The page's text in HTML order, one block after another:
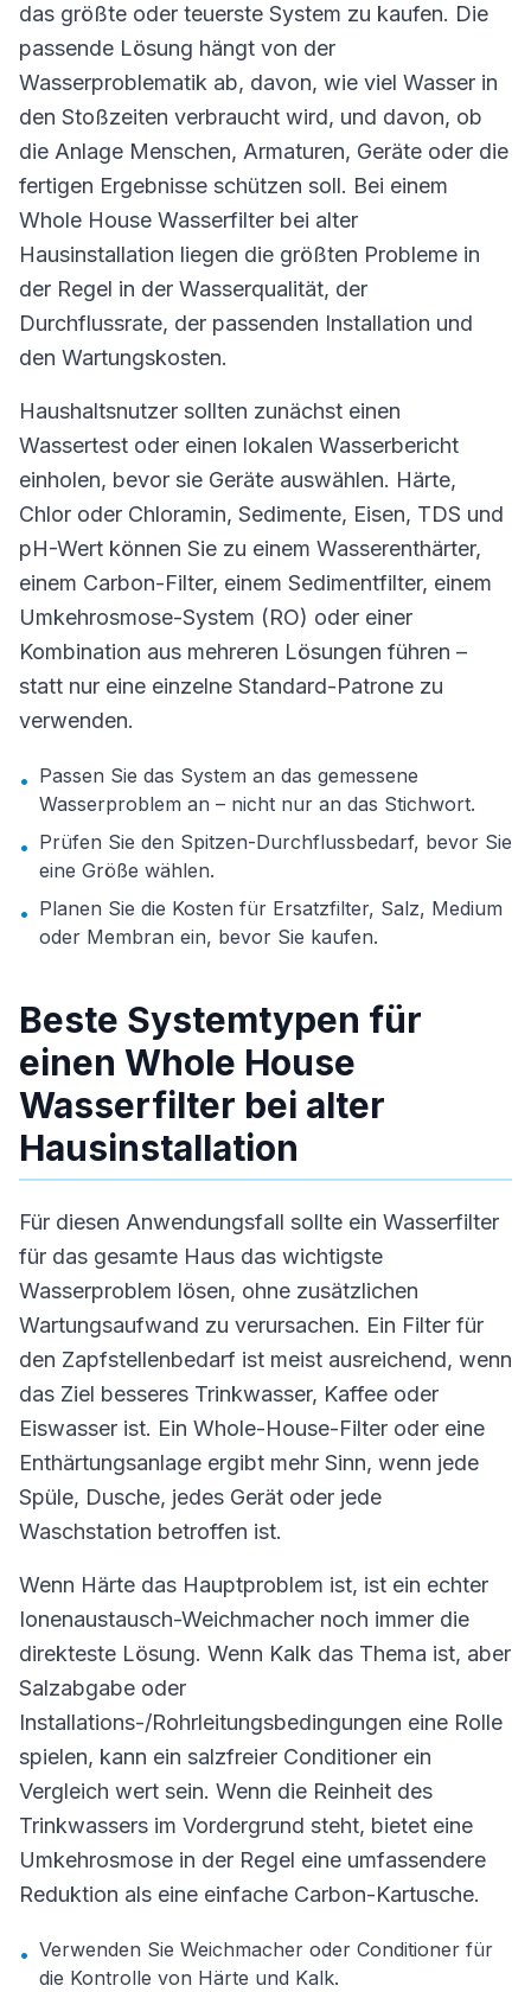
das größte oder teuerste System zu kaufen. Die
passende Lösung hängt von der
Wasserproblematik ab, davon, wie viel Wasser in
den Stoßzeiten verbraucht wird, und davon, ob
die Anlage Menschen, Armaturen, Geräte oder die
fertigen Ergebnisse schützen soll. Bei einem
Whole House Wasserfilter bei alter
Hausinstallation liegen die größten Probleme in
der Regel in der Wasserqualität, der
Durchflussrate, der passenden Installation und
den Wartungskosten.
Haushaltsnutzer sollten zunächst einen
Wassertest oder einen lokalen Wasserbericht
einholen, bevor sie Geräte auswählen. Härte,
Chlor oder Chloramin, Sedimente, Eisen, TDS und
pH-Wert können Sie zu einem Wasserenthärter,
einem Carbon-Filter, einem Sedimentfilter, einem
Umkehrosmose-System (RO) oder einer
Kombination aus mehreren Lösungen führen –
statt nur eine einzelne Standard-Patrone zu
verwenden.
• Passen Sie das System an das gemessene
Wasserproblem an – nicht nur an das Stichwort.
• Prüfen Sie den Spitzen-Durchflussbedarf, bevor Sie
eine Größe wählen.
• Planen Sie die Kosten für Ersatzfilter, Salz, Medium
oder Membran ein, bevor Sie kaufen.
Beste Systemtypen für
einen Whole House
Wasserfilter bei alter
Hausinstallation
Für diesen Anwendungsfall sollte ein Wasserfilter
für das gesamte Haus das wichtigste
Wasserproblem lösen, ohne zusätzlichen
Wartungsaufwand zu verursachen. Ein Filter für
den Zapfstellenbedarf ist meist ausreichend, wenn
das Ziel besseres Trinkwasser, Kaffee oder
Eiswasser ist. Ein Whole-House-Filter oder eine
Enthärtungsanlage ergibt mehr Sinn, wenn jede
Spüle, Dusche, jedes Gerät oder jede
Waschstation betroffen ist.
Wenn Härte das Hauptproblem ist, ist ein echter
Ionenaustausch-Weichmacher noch immer die
direkteste Lösung. Wenn Kalk das Thema ist, aber
Salzabgabe oder
Installations-/Rohrleitungsbedingungen eine Rolle
spielen, kann ein salzfreier Conditioner ein
Vergleich wert sein. Wenn die Reinheit des
Trinkwassers im Vordergrund steht, bietet eine
Umkehrosmose in der Regel eine umfassendere
Reduktion als eine einfache Carbon-Kartusche.
• Verwenden Sie Weichmacher oder Conditioner für
die Kontrolle von Härte und Kalk.